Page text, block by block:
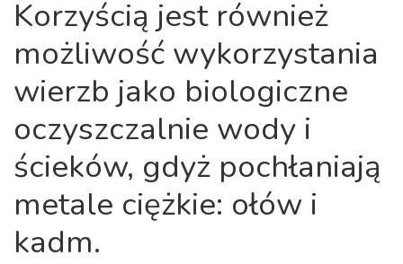
Korzyścią jest również
możliwość wykorzystania
wierzb jako biologiczne
oczyszczalnie wody i
ścieków, gdyż pochłaniają
metale ciężkie: ołów i
kadm.